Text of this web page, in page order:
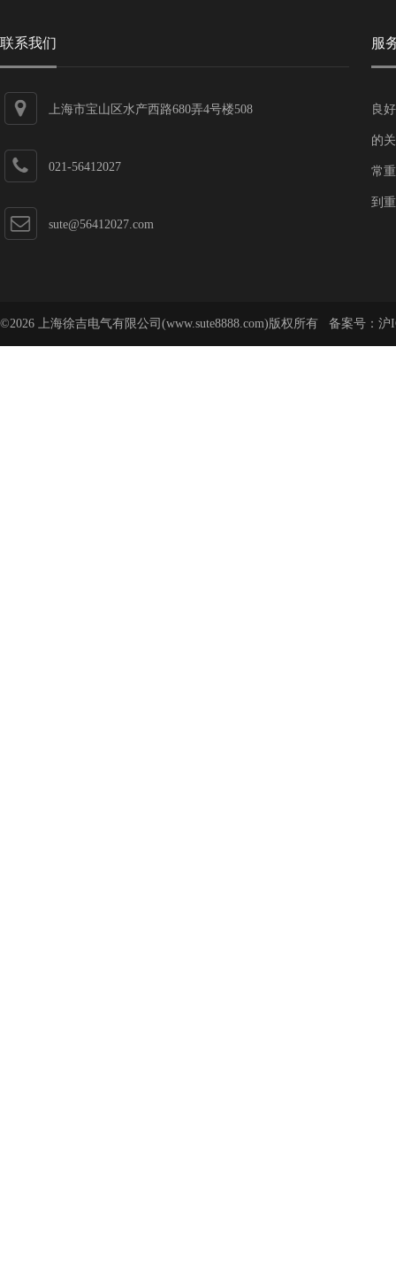
联系我们
上海市宝山区水产西路680弄4号楼508
021-56412027
sute@56412027.com
服
良
的
常
到
©2026 上海徐吉电气有限公司(www.sute8888.com)版权所有 备案号： 沪